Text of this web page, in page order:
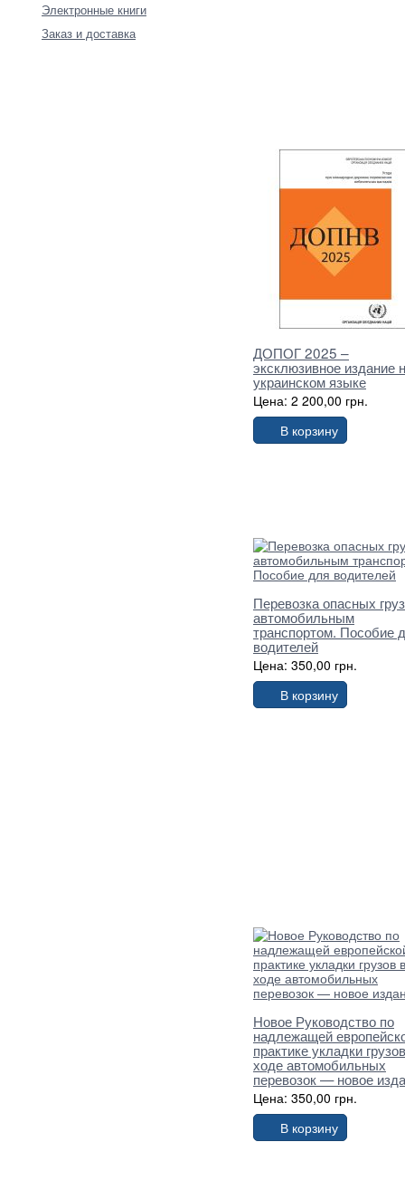
Электронные книги
Заказ и доставка
ДОПОГ 2025 –
эксклюзивное издание
украинском языке
Цена: 2 200,00 грн.
В корзину
Перевозка опасных
автомобильным
транспортом. Пособие
водителей
Цена: 350,00 грн.
В корзину
Новое Руководство по
надлежащей
практике укладки
ходе автомобильных
перевозок — новое
Цена: 350,00 грн.
В корзину